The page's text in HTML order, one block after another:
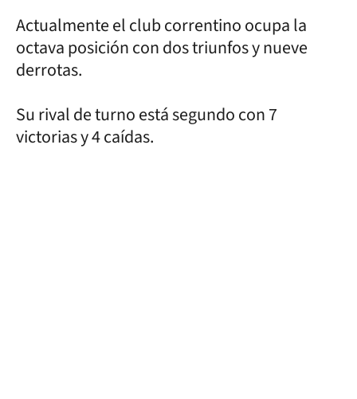
Actualmente el club correntino ocupa la
octava posición con dos triunfos y nueve
derrotas.
Su rival de turno está segundo con 7
victorias y 4 caídas.